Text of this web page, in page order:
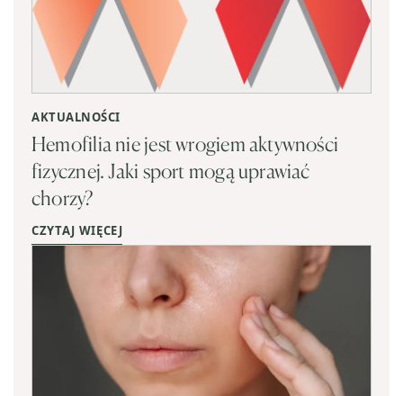
AKTUALNOŚCI
Hemofilia nie jest wrogiem aktywności
fizycznej. Jaki sport mogą uprawiać
chorzy?
CZYTAJ WIĘCEJ